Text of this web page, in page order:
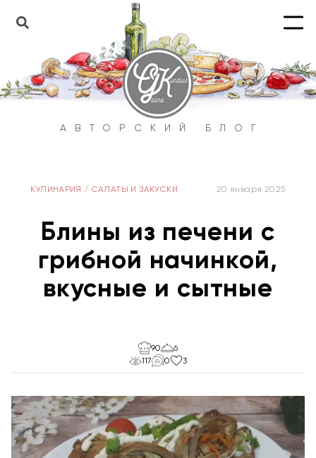
АВТОРСКИЙ БЛОГ
КУЛИНАРИЯ / САЛАТЫ И ЗАКУСКИ 20 января 2025
Блины из печени с
грибной начинкой,
вкусные и сытные
90
6
117
0 3